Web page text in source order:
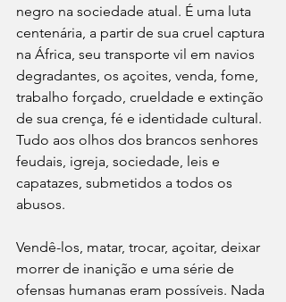
negro na sociedade atual. É uma luta
centenária, a partir de sua cruel captura
na África, seu transporte vil em navios
degradantes, os açoites, venda, fome,
trabalho forçado, crueldade e extinção
de sua crença, fé e identidade cultural.
Tudo aos olhos dos brancos senhores
feudais, igreja, sociedade, leis e
capatazes, submetidos a todos os
abusos.
Vendê-los, matar, trocar, açoitar, deixar
morrer de inanição e uma série de
ofensas humanas eram possíveis. Nada